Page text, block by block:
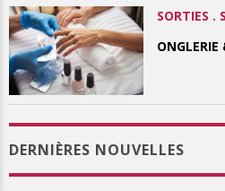
SORTIES .
DERNIÈRES NOUVELLES